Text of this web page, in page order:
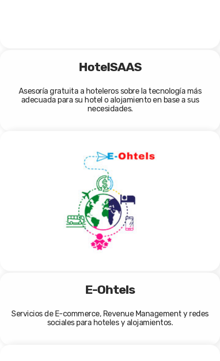
HotelSAAS
Asesoría gratuita a hoteleros sobre la tecnología más
adecuada para su hotel o alojamiento en base a sus
necesidades.
E-Ohtels
Servicios de E-commerce, Revenue Management y redes
sociales para hoteles y alojamientos.